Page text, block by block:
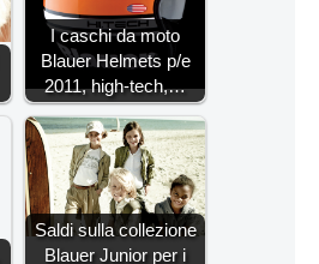
I caschi da moto
Blauer Helmets p/e
2011, high-tech,…
Saldi sulla collezione
Blauer Junior per i